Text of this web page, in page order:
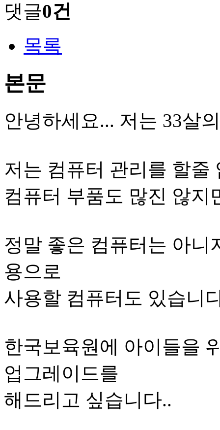
댓글0건
목록
본문
안녕하세요... 저는 33살
저는 컴퓨터 관리를 할줄
컴퓨터 부품도 많진 않지
정말 좋은 컴퓨터는 아니
용으로
사용할 컴퓨터도 있습니
한국보육원에 아이들을
업그레이드를
해드리고 싶습니다..